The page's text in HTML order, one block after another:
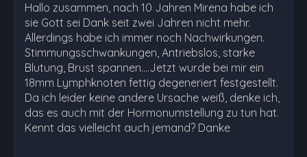
Hallo zusammen, nach 10 Jahren Mirena habe ich
sie Gott sei Dank seit zwei Jahren nicht mehr.
Allerdings habe ich immer noch Nachwirkungen.
Stimmungsschwankungen, Antriebslos, starke
Blutung, Brust spannen....Jetzt wurde bei mir ein
18mm Lymphknoten fettig degeneriert festgestellt.
Da ich leider keine andere Ursache weiß, denke ich,
das es auch mit der Hormonumstellung zu tun hat.
Kennt das vielleicht auch jemand? Danke